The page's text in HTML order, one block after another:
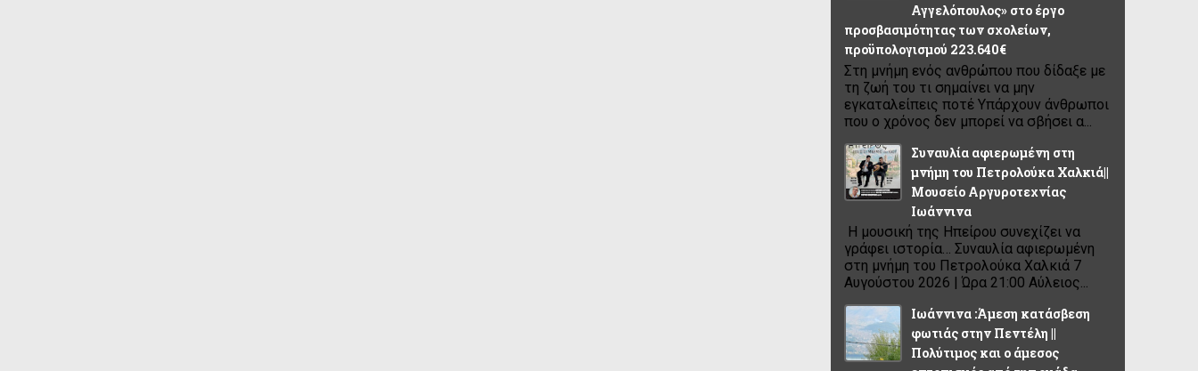
Αγγελόπουλος» στο έργο
προσβασιμότητας των σχολείων,
προϋπολογισμού 223.640€
Στη μνήμη ενός ανθρώπου που δίδαξε με
τη ζωή του τι σημαίνει να μην
εγκαταλείπεις ποτέ Υπάρχουν άνθρωποι
που ο χρόνος δεν μπορεί να σβήσει α...
Συναυλία αφιερωμένη στη
μνήμη του Πετρολούκα Χαλκιά||
Μουσείο Αργυροτεχνίας
Ιωάννινα
Η μουσική της Ηπείρου συνεχίζει να
γράφει ιστορία… Συναυλία αφιερωμένη
στη μνήμη του Πετρολούκα Χαλκιά 7
Αυγούστου 2026 | Ώρα 21:00 Αύλειος...
Ιωάννινα :Άμεση κατάσβεση
φωτιάς στην Πεντέλη ||
Πολύτιμος και ο άμεσος